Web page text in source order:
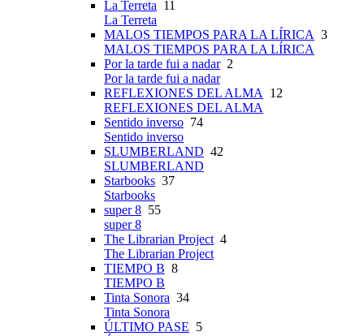
La Terreta 11
La Terreta
MALOS TIEMPOS PARA LA LÍRICA 3
MALOS TIEMPOS PARA LA LÍRICA
Por la tarde fui a nadar2
Por la tarde fui a nadar
REFLEXIONES DEL ALMA
12
REFLEXIONES DEL ALMA
Sentido inverso 74
Sentido inverso
SLUMBERLAND 42
SLUMBERLAND
Starbooks 37
Starbooks
super 8 55
super 8
The Librarian Project 4
The Librarian Project
TIEMPO B 8
TIEMPO B
Tinta Sonora 34
Tinta Sonora
ÚLTIMO PASE 5